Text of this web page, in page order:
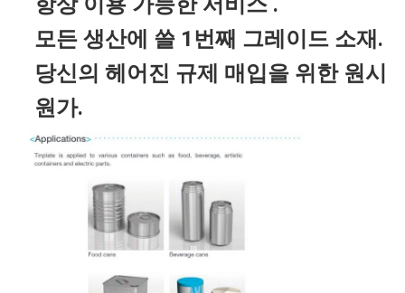
모든 생산에 쓸 1번째 그레이드 소재.
당신의 헤어진 규제 매입을 위한 원시
원가.